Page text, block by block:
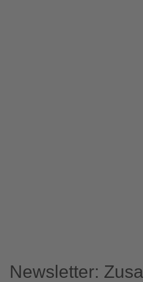
Newsletter: